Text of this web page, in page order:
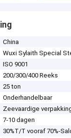
China
Wuxi Sylaith Special
ISO 9001
200/300/400 Reeks
25 ton
Onderhandelbaar
Zeevaardige
7-10 dagen
30%T/T vooraf 70%-